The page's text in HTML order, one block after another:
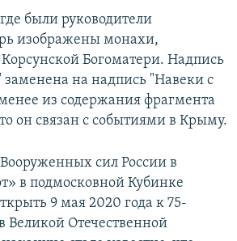
были руководители
изображены монахи,
Богоматери. Надпись
на надпись "Навеки с
из содержания фрагмента
он связан с событиями в Крыму.
сил России в
в подмосковной Кубинке
9 мая 2020 года к 75-
Великой Отечественной